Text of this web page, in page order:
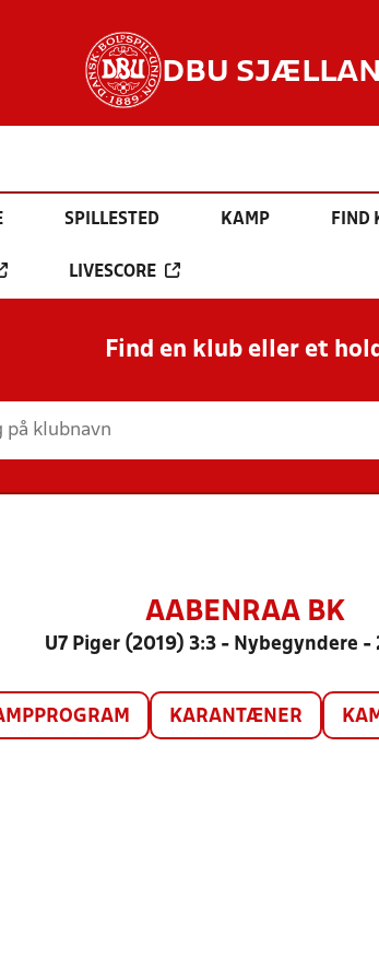
DBU
SPILLESTED KAMP FIND
LIVESCORE
Find en klub eller et hold
AABENRAA BK
U7 Piger (2019) 3:3 - Nybegyndere -
KARANTÆNER